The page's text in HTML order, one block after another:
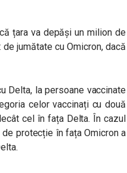
țara va depăși un milion de
jumătate cu Omicron, dacă
Delta, la persoane vaccinate
celor vaccinați cu două
cel în fața Delta. În cazul
protecție în fața Omicron a